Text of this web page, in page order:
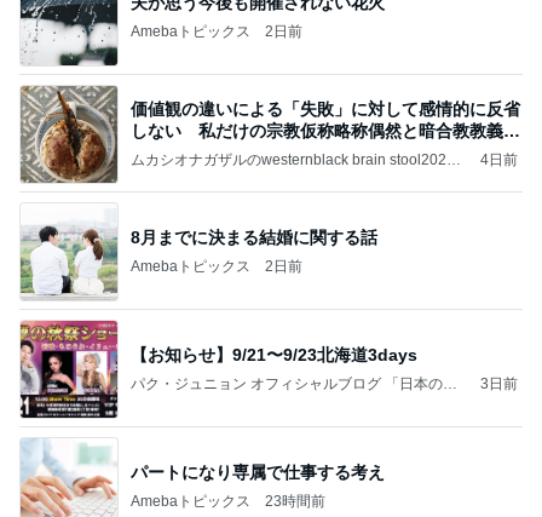
Amebaトピックス 2日前
価値観の違いによる「失敗」に対して感情的に反省
しない 私だけの宗教仮称略称偶然と暗合教教義候
補
ムカシオナガザルのwesternblack brain stool2024
ガザル
4日前
8月までに決まる結婚に関する話
Amebaトピックス 2日前
【お知らせ】9/21〜9/23北海道3days
パク・ジュニョン オフィシャルブログ 「日本の
3日前
パートになり専属で仕事する考え
Amebaトピックス 23時間前